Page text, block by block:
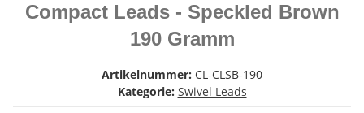
Compact Leads - Speckled Brown
190 Gramm
Artikelnummer: CL-CLSB-190
Kategorie: Swivel Leads